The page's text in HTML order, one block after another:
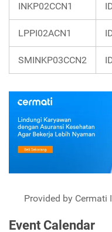
INKP02CCN1
LPPI02ACN1
SMINKP03CCN2
Provided by Cermati
Event Calendar